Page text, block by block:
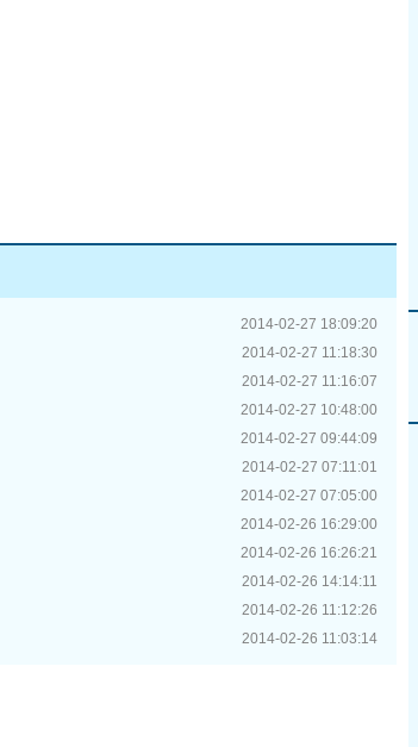
2014-02-27 18:09:20
2014-02-27 11:18:30
2014-02-27 11:16:07
2014-02-27 10:48:00
2014-02-27 09:44:09
2014-02-27 07:11:01
2014-02-27 07:05:00
2014-02-26 16:29:00
2014-02-26 16:26:21
2014-02-26 14:14:11
2014-02-26 11:12:26
2014-02-26 11:03:14